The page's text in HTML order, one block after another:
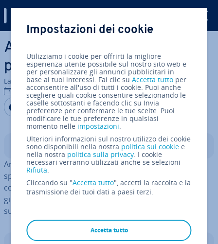
Vai al contenuto prin­ci­pa­le
AI SEO: come uti­liz­za­re l’IA
per la SEO del tuo sito web
La redazione di IONOS
13 mag 2025
Condividi via Facebook
Condividi via Twitter
Condividi via LinkedIN
Aggiungi come fonte
preferita su Google
Indice
Anche in ambito SEO l’in­tel­li­gen­za ar­ti­fi­cia­le può farti ri­
spar­mia­re molto lavoro. Che si tratti di metadati,
contenuti, iden­ti­fi­ca­zio­ne di argomenti o analisi, con i
giusti strumenti IA per la SEO non ci sono limiti al
successo del tuo progetto web.
Impostazioni dei cookie
Utilizziamo i cookie per offrirti la migliore
esperienza utente possibile sul nostro sito web e
per personalizzare gli annunci pubblicitari in
base ai tuoi interessi. Fai clic suAccetta tutto per
acconsentire all'uso di tutti i cookie. Puoi anche
scegliere quali cookie consentire selezionando le
caselle sottostanti e facendo clic su Invia
preferenze per confermare le tue scelte. Puoi
modificare le tue preferenze in qualsiasi
momento nelle impostazioni.
Ulteriori informazioni sul nostro utilizzo dei cookie
sono disponibili nella nostra politica sui cookie e
nella nostra politica sulla privacy. I cookie
necessari verranno utilizzati anche se selezioni
Rifiuta.
Cliccando su "Accetta tutto", accetti la raccolta e la
trasmissione dei tuoi dati a paesi terzi.
Accetta tutto